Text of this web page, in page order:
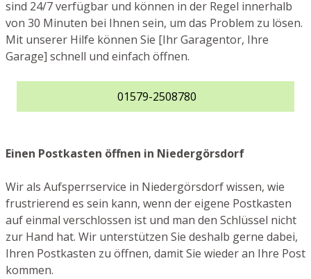
sind 24/7 verfügbar und können in der Regel innerhalb
von 30 Minuten bei Ihnen sein, um das Problem zu lösen.
Mit unserer Hilfe können Sie [Ihr Garagentor, Ihre
Garage] schnell und einfach öffnen.
01579-2508780
Einen Postkasten öffnen in Niedergörsdorf
Wir als Aufsperrservice in Niedergörsdorf wissen, wie
frustrierend es sein kann, wenn der eigene Postkasten
auf einmal verschlossen ist und man den Schlüssel nicht
zur Hand hat. Wir unterstützen Sie deshalb gerne dabei,
Ihren Postkasten zu öffnen, damit Sie wieder an Ihre Post
kommen.